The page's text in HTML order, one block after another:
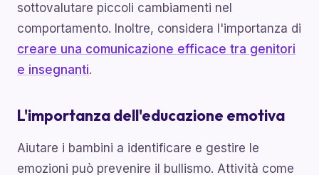
sottovalutare piccoli cambiamenti nel
comportamento. Inoltre, considera l'importanza di
creare una comunicazione efficace tra genitori
e insegnanti.
L'importanza dell'educazione emotiva
Aiutare i bambini a identificare e gestire le
emozioni può prevenire il bullismo. Attività come